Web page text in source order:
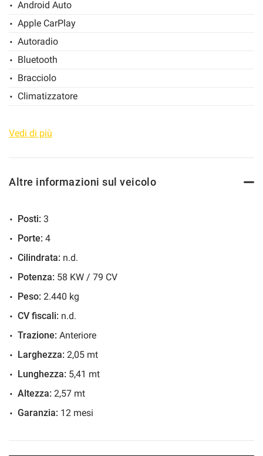
Android Auto
Apple CarPlay
Autoradio
Bluetooth
Bracciolo
Climatizzatore
ESP
Touch screen
Vivavoce
Volante multifunzione
Vedi di più
Altre informazioni sul veicolo
Posti: 3
Porte: 4
Cilindrata: n.d.
Potenza: 58 KW / 79 CV
Peso: 2.440 kg
CV fiscali: n.d.
Trazione: Anteriore
Larghezza: 2,05 mt
Lunghezza: 5,41 mt
Altezza: 2,57 mt
Garanzia: 12 mesi
Salva
le
impostazioni